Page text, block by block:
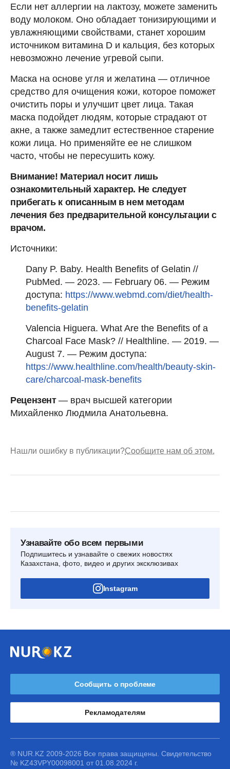
Если нет аллергии на лактозу, можете заменить
воду молоком. Оно обладает тонизирующими и
увлажняющими свойствами, станет хорошим
источником витамина D и кальция, без которых
невозможно лечение угревой сыпи.
Маска на основе угля и желатина — отличное
средство для очищения кожи, которое поможет
очистить поры и улучшит цвет лица. Такая
маска подойдет людям, которые страдают от
акне, а также замедлит естественное старение
кожи лица. Но применяйте ее не слишком
часто, чтобы не пересушить кожу.
Внимание! Материал носит лишь
ознакомительный характер. Не следует
прибегать к описанным в нем методам
лечения без предварительной консультации с
врачом.
Источники:
Dany P. Baby. Health Benefits of Gelatin //
PubMed. — 2023. — February 06. — Режим
доступа: https://www.webmd.com/diet/health-
benefits-gelatin
Valencia Higuera. What Are the Benefits of a
Charcoal Face Mask? // Healthline. — 2019. —
August 7. — Режим доступа:
https://www.healthline.com/health/beauty-skin-
care/charcoal-mask-benefits
Рецензент— врач высшей категории
Михайленко Людмила Анатольевна.
Нашли ошибку в публикации?Сообщите нам об этом.
Узнавайте обо всем первыми
Подпишитесь и узнавайте о свежих новостях
Казахстана, фото, видео и других эксклюзивах
Instagram
Сообщить о проблеме
Рекламодателям
® NUR.KZ 2009-2026 Все права защищены. Свидетельство
№ KZ43VPY00098001 от 01.08.2024 г.